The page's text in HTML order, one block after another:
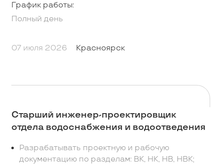
График работы:
Полный день
07 июля 2026 Красноярск
Старший инженер-проектировщик
отдела водоснабжения и водоотведения
Разрабатывать проектную и рабочую
документацию по разделам: ВК, НК, НВ, НВК;